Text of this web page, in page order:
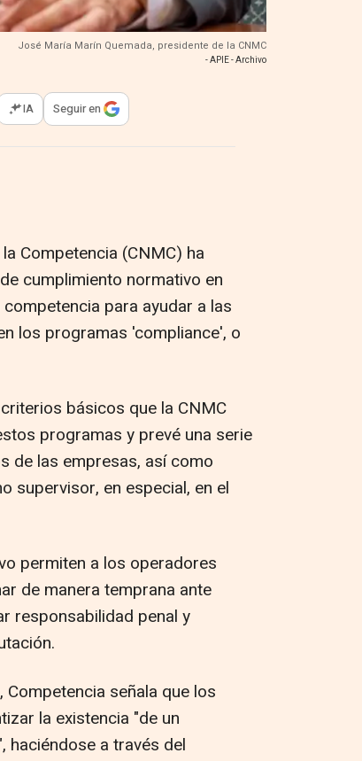
José María Marín Quemada, presidente de la CNMC
- APIE - Archivo
opciones para compartir
IA Seguir en
Competencia (CNMC) ha
cumplimiento normativo en
para ayudar a las
los programas 'compliance', o
básicos que la CNMC
programas y prevé una serie
de las empresas, así como
supervisor, en especial, en el
permiten a los operadores
de manera temprana ante
responsabilidad penal y
señala que los
la existencia "de un
a través del